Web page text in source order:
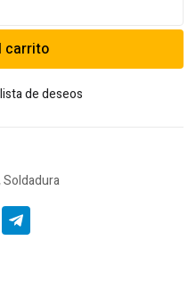
carrito
de deseos
Soldadura